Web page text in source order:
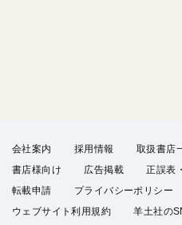
会社案内 採用情報 取扱書店
書店様向け
広告掲載 正誤表
転載申請
プライバシーポリシー
ウェブサイト利用規約
羊土社の